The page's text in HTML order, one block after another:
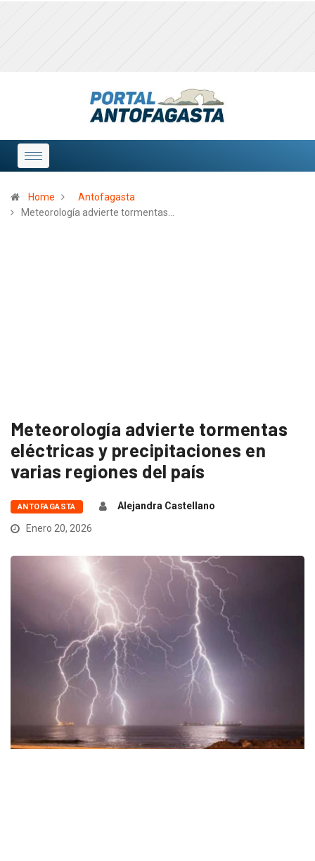
Home
Antofagasta
Meteorología advierte tormentas…
Meteorología advierte tormentas
eléctricas y precipitaciones en
varias regiones del país
ANTOFAGASTA
Alejandra Castellano
Enero 20, 2026